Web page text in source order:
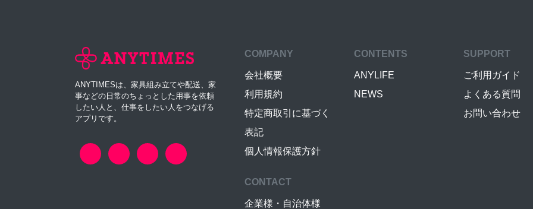
ANYTIMESは、家具組み立てや配送、家
事などの日常のちょっとした用事を依頼
したい人と、仕事をしたい人をつなげる
アプリです。
COMPANY
会社概要
利用規約
特定商取引に基づく
表記
個人情報保護方針
CONTENTS
ANYLIFE
NEWS
SUPPORT
ご利用ガイド
よくある質問
お問い合わせ
CONTACT
企業様・自治体様